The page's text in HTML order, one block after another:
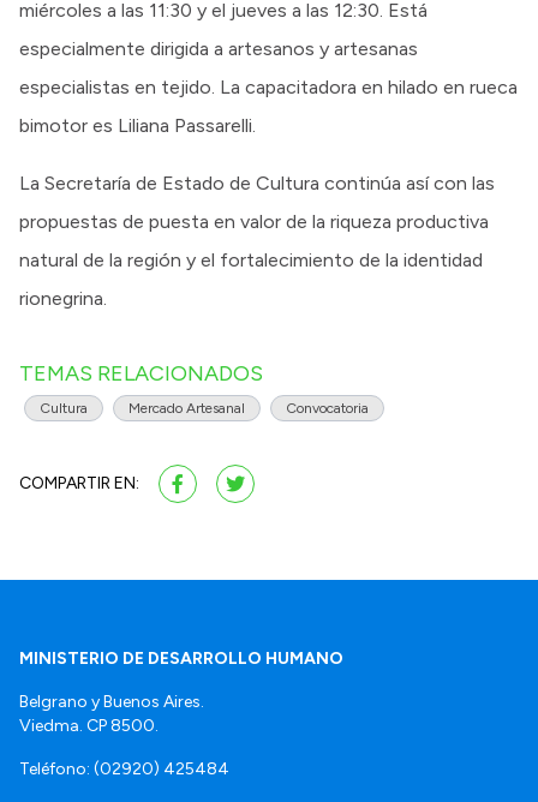
miércoles a las 11:30 y el jueves a las 12:30. Está
especialmente dirigida a artesanos y artesanas
especialistas en tejido. La capacitadora en hilado en rueca
bimotor es Liliana Passarelli.
La Secretaría de Estado de Cultura continúa así con las
propuestas de puesta en valor de la riqueza productiva
natural de la región y el fortalecimiento de la identidad
rionegrina.
TEMAS RELACIONADOS
Cultura Mercado Artesanal Convocatoria
COMPARTIR EN:
MINISTERIO DE DESARROLLO HUMANO
Belgrano y Buenos Aires.
Viedma. CP 8500.
Teléfono: (02920) 425484